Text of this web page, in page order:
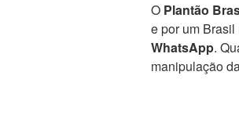
O Plantão
e por um Brasil
WhatsApp.
manipulação